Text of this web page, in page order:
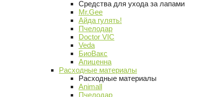
Средства для ухода за лапами
Mr.Gee
Айда гулять!
Пчелодар
Doctor VIC
Veda
БиоВакс
Апиценна
Расходные материалы
Расходные материалы
Animall
Пчелодар